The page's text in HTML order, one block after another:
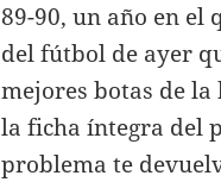
89-90, un año en el
del fútbol de ayer
mejores botas de
la ficha íntegra del
problema te